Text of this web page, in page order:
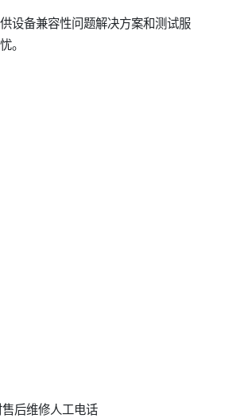
设备兼容性问题解决方案和测试服
。
后维修人工电话